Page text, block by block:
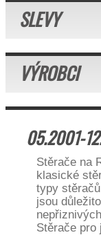
SLEVY
VÝROBCI
05.2001-
Stěrače na
klasické
typy
jsou
Stěrače